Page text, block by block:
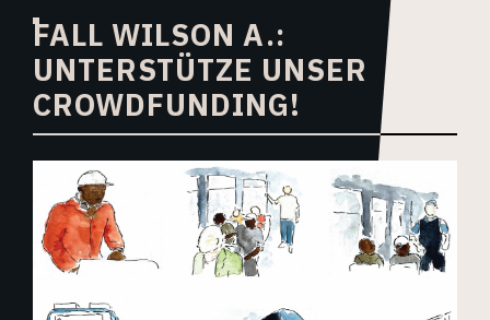
FALL WILSON A.:
UNTERSTÜTZE UNSER
CROWDFUNDING!